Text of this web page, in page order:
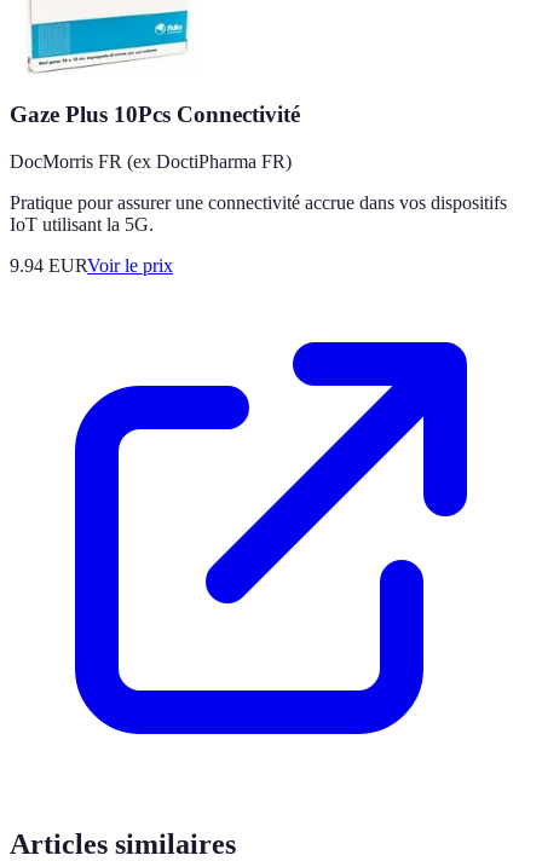
Gaze Plus 10Pcs Connectivité
DocMorris FR (ex DoctiPharma FR)
Pratique pour assurer une connectivité accrue dans vos dispositifs
IoT utilisant la 5G.
9.94 EURVoir le prix
Articles similaires